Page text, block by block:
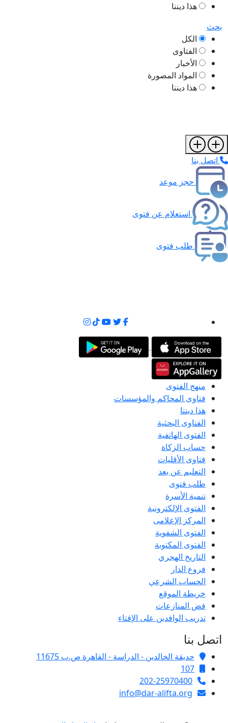
هذا ديننا
بحث
الكل
الفتاوى
الأخبار
المواد المصورة
هذا ديننا
اتصل بنا
حجز موعد
استعلام عن فتوى
طلب فتوى
منهج الفتوى
فتاوى المحاكم والمؤسسات
هذا ديننا
الفتاوى البحثية
الفتوى الهاتفية
حساب الزكاة
فتاوى الأقليات
التعليم عن بعد
طلب فتوى
تنمية الأسرة
الفتوى الإلكترونية
المركز الإعلامى
الفتوى الشفوية
الفتوى المكتوبة
التاريخ الهجري
فروع الدار
الحساب الشرعي
خريطة الموقع
فض المنازعات
تدريب الوافدين على الإفتاء
اتصل بنا
حديقة الخالدين - الدراسة - القاهرة ص.ب 11675
107
202-25970400
info@dar-alifta.org